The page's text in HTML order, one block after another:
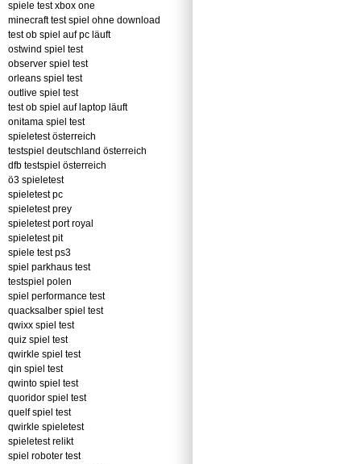
spiele test xbox one
minecraft test spiel ohne download
test ob spiel auf pc läuft
ostwind spiel test
observer spiel test
orleans spiel test
outlive spiel test
test ob spiel auf laptop läuft
onitama spiel test
spieletest österreich
testspiel deutschland österreich
dfb testspiel österreich
ö3 spieletest
spieletest pc
spieletest prey
spieletest port royal
spieletest pit
spiele test ps3
spiel parkhaus test
testspiel polen
spiel performance test
quacksalber spiel test
qwixx spiel test
quiz spiel test
qwirkle spiel test
qin spiel test
qwinto spiel test
quoridor spiel test
quelf spiel test
qwirkle spieletest
spieletest relikt
spiel roboter test